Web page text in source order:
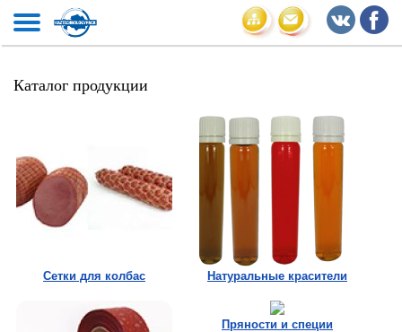
Каталог продукции
Сетки для колбас Натуральные красители
Пряности и специи